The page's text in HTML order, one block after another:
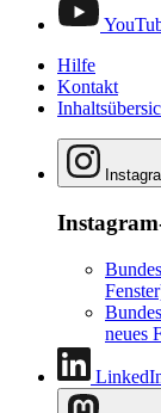
Hilfe
Kontakt
neues